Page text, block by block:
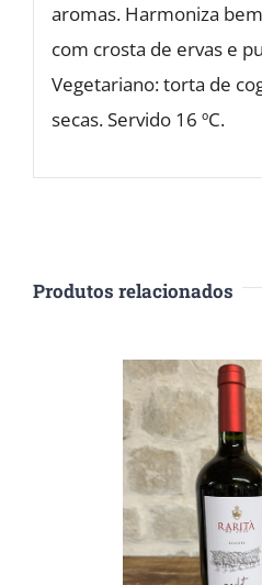
aromas. Harmoniza
com crosta de ervas e
Vegetariano: torta de
secas. Servido 16 ºC.
Produtos relacionados